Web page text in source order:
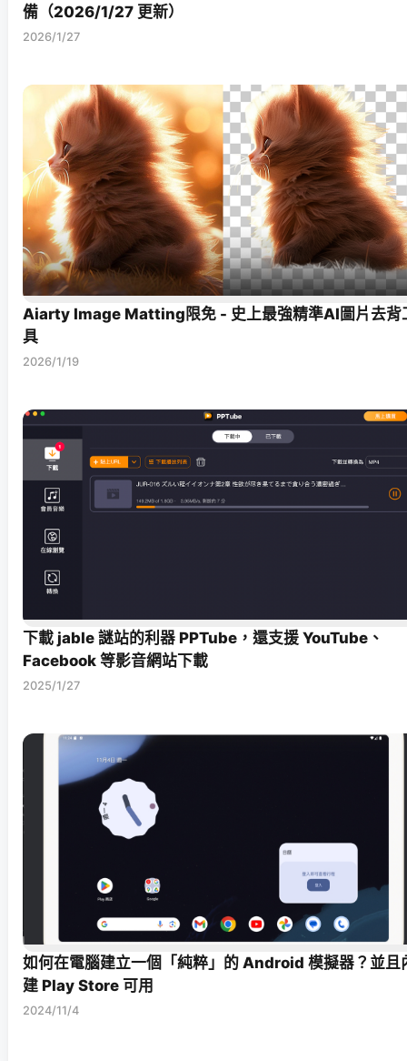
備（2026/1/27 更新）
2026/1/27
Aiarty Image Matting限免 - 史上最強精準AI圖片去背
具
2026/1/19
下載 jable 謎站的利器 PPTube，還支援 YouTube、
Facebook 等影音網站下載
2025/1/27
如何在電腦建立一個「純粹」的 Android 模擬器？並且
建 Play Store 可用
2024/11/4